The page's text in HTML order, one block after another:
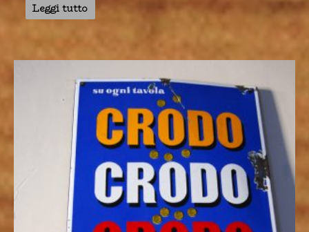
Leggi tutto